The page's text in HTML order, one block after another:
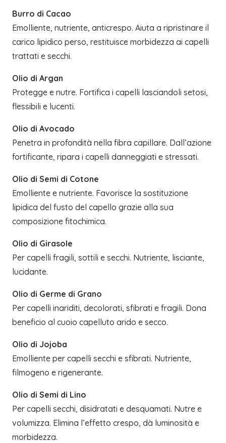
Burro di Cacao
Emolliente, nutriente, anticrespo. Aiuta a ripristinare il
carico lipidico perso, restituisce morbidezza ai capelli
trattati e secchi.
Olio di Argan
Protegge e nutre. Fortifica i capelli lasciandoli setosi,
flessibili e lucenti.
Olio di Avocado
Penetra in profondità nella fibra capillare. Dall’azione
fortificante, ripara i capelli danneggiati e stressati.
Olio di Semi di Cotone
Emolliente e nutriente. Favorisce la sostituzione
lipidica del fusto del capello grazie alla sua
composizione fitochimica.
Olio di Girasole
Per capelli fragili, sottili e secchi. Nutriente, lisciante,
lucidante.
Olio di Germe di Grano
Per capelli inariditi, decolorati, sfibrati e fragili. Dona
beneficio al cuoio capelluto arido e secco.
Olio di Jojoba
Emolliente per capelli secchi e sfibrati. Nutriente,
filmogeno e rigenerante.
Olio di Semi di Lino
Per capelli secchi, disidratati e desquamati. Nutre e
volumizza. Elimina l’effetto crespo, dà luminosità e
morbidezza.